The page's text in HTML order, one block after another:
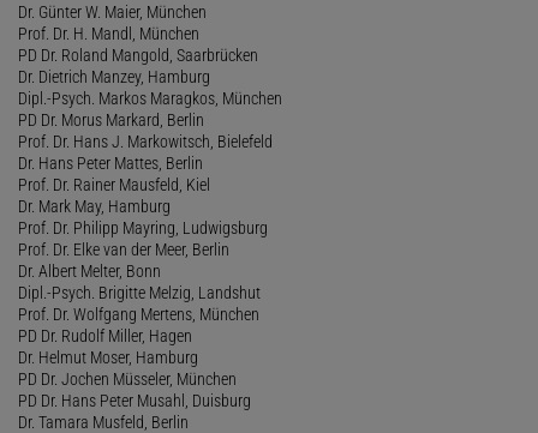
Dr. Günter W. Maier, München
Prof. Dr. H. Mandl, München
PD Dr. Roland Mangold, Saarbrücken
Dr. Dietrich Manzey, Hamburg
Dipl.-Psych. Markos Maragkos, München
PD Dr. Morus Markard, Berlin
Prof. Dr. Hans J. Markowitsch, Bielefeld
Dr. Hans Peter Mattes, Berlin
Prof. Dr. Rainer Mausfeld, Kiel
Dr. Mark May, Hamburg
Prof. Dr. Philipp Mayring, Ludwigsburg
Prof. Dr. Elke van der Meer, Berlin
Dr. Albert Melter, Bonn
Dipl.-Psych. Brigitte Melzig, Landshut
Prof. Dr. Wolfgang Mertens, München
PD Dr. Rudolf Miller, Hagen
Dr. Helmut Moser, Hamburg
PD Dr. Jochen Müsseler, München
PD Dr. Hans Peter Musahl, Duisburg
Dr. Tamara Musfeld, Berlin